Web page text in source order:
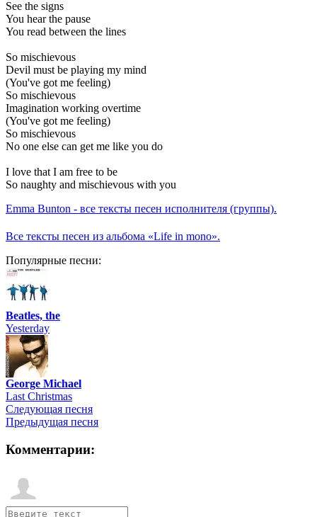
See the signs
You hear the pause
You read between the lines
So mischievous
Devil must be playing my mind
(You've got me feeling)
So mischievous
Imagination working overtime
(You've got me feeling)
So mischievous
No one else can get me like you do
I love that I am free to be
So naughty and mischievous with you
Emma Bunton - все тексты песен исполнителя (группы).
Все тексты песен из альбома «Life in mono».
Популярные песни:
Beatles, the
Yesterday
George Michael
Last Christmas
Следующая песня
Предыдущая песня
Комментарии: